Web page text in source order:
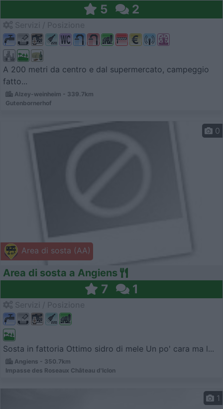
5 2
A 200 metri da centro e dal supermercato, campeggio
fatto...
Alzey-weinheim - 339.7km
Gutenbornerhof
Area di sosta (AA)
0
Area di sosta a Angiens
7 1
Sosta in fattoria Ottimo sidro di mele Un po' cara ma l...
Angiens - 350.7km
Impasse des Roseaux Château d'Iclon
1